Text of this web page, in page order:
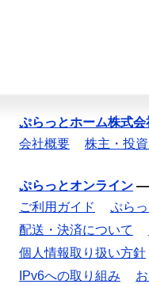
ぷらっとホーム株式会
会社概要
株主・投
ぷらっとオンライン —
ご利用ガイド
ぷら
配送・決済について
個人情報取り扱い方針
IPv6への取り組み